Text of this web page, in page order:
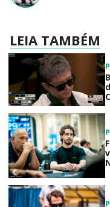
LEIA TAMBÉM